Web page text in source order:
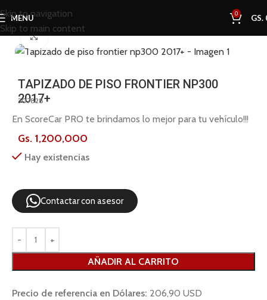
Skip to navigation
Skip to main content
MENU 0 GS.
Inicio Tienda Revisar
Click to enlarge
TAPIZADO DE PISO FRONTIER NP300
2017+
307828
En ScoreCar PRO te brindamos lo mejor para tu vehículo!!!
Gs. 1,200,000
Hay existencias
Contactar con asesor
AÑADIR AL CARRITO
Precio de referencia en Dólares: 206,90 USD